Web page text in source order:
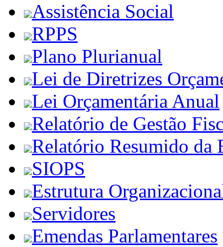
Assistência Social
RPPS
Plano Plurianual
Lei de Diretrizes
Lei Orçamentária Anual
Relatório de Gestão
Relatório Resumido da
SIOPS
Estrutura
Servidores
Emendas Parlamentares